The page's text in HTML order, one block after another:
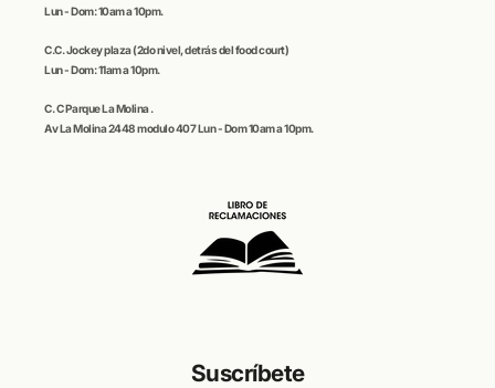
Lun - Dom: 10am a 10pm.
C.C.Jockey plaza (2do nivel, detrás del food court)
Lun - Dom: 11am a 10pm.
C. CParque La Molina.
Av La Molina 2448 modulo 407 Lun - Dom 10am a 10pm.
Suscríbete